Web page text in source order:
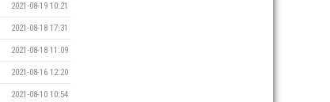
2021-08-19 10:21
2021-08-18 17:31
2021-08-18 11:09
2021-08-16 12:20
2021-08-10 10:54